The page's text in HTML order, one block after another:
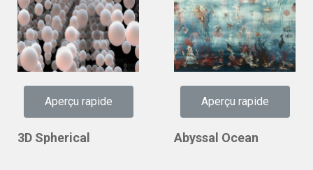
Aperçu rapide
3D Spherical
Aperçu rapide
Abyssal Ocean